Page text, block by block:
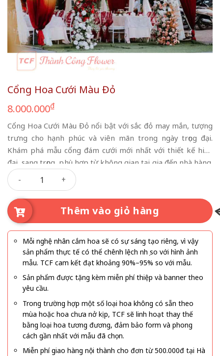
Cổng Hoa Cưới Màu Đỏ
8.000.000₫
Cổng Hoa Cưới Màu Đỏ nổi bật với sắc đỏ may mắn, tượng
trưng cho hạnh phúc và viên mãn trong ngày trọng đại.
Khám phá mẫu cổng đám cưới mới nhất với thiết kế hiện
đại, sang trọng, phù hợp từ không gian tại gia đến nhà hàng.
Nhận thiết kế và thi công nhanh chóng theo yêu cầu, đảm
bảo thẩm mỹ và ấn tượng.
Cổng Hoa Cưới Màu Đỏ số lượng
Thêm vào giỏ hàng
Mỗi nghệ nhân cắm hoa sẽ có sự sáng tạo riêng, vì vậy
sản phẩm thực tế có thể chênh lệch nhẹ so với hình ảnh
mẫu. TCF cam kết đạt khoảng 90%–95% so với mẫu.
Sản phẩm được tặng kèm miễn phí thiệp và banner theo
yêu cầu.
Trong trường hợp một số loại hoa không có sẵn theo
mùa hoặc hoa chưa nở kịp, TCF sẽ linh hoạt thay thế
bằng loại hoa tương đương, đảm bảo form và phong
cách gần nhất với mẫu đã chọn.
Miễn phí giao hàng nội thành cho đơn từ 500.000đ tại Hà